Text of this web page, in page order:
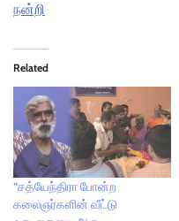
நன்றி
Related
“சத்யேந்திரா போன்ற
கலைஞர்களின் வீட்டு